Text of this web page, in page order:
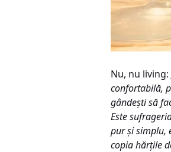
Nu, nu living:
confortabilă,
gândeşti să
Este
pur şi simplu,
copia hărţile